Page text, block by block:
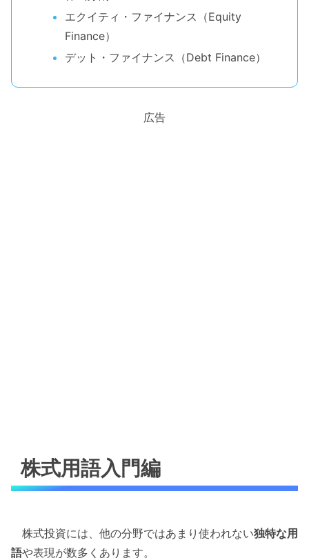
エクイティ・ファイナンス（Equity
Finance）
デット・ファイナンス（Debt Finance）
広告
株式用語入門編
株式投資には、他の分野ではあまり使われない独特な用
語や表現が数多くあります。